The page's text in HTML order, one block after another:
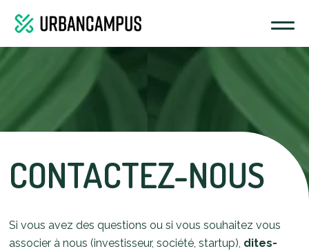
CONTACTEZ-NOUS
Si vous avez des questions ou si vous souhaitez vous
associer à nous (investisseur, société, startup), dites-